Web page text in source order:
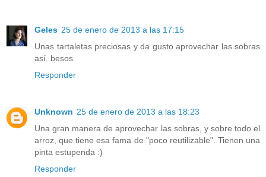
Geles 25 de enero de 2013 a las 17:15
Unas tartaletas preciosas y da gusto aprovechar las sobras
así. besos
Responder
Unknown 25 de enero de 2013 a las 18:23
Una gran manera de aprovechar las sobras, y sobre todo el
arroz, que tiene esa fama de "poco reutilizable". Tienen una
pinta estupenda :)
Responder